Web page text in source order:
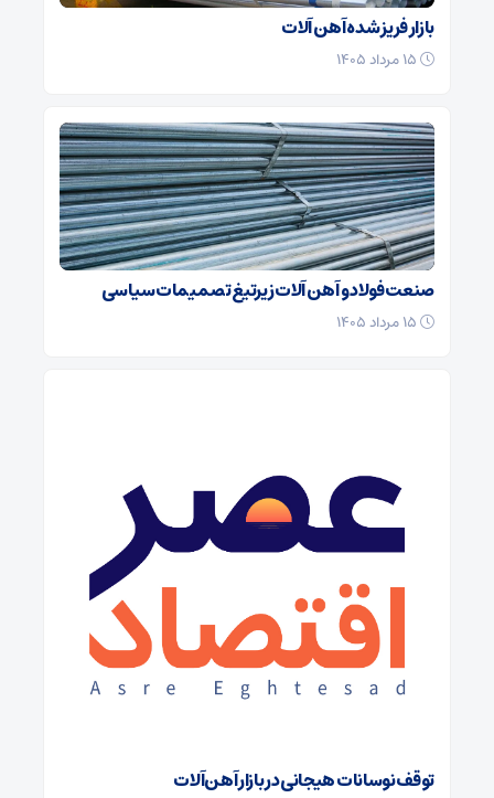
بازار فریز شده آهن آلات
صنعت فولاد و آهن آلات زیر‌تیغ تصمیمات سیاسی
توقف نوسانات هیجانی در بازار آهن‌آلات